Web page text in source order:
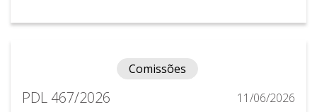
Comissões
PDL 467/2026
11/06/2026